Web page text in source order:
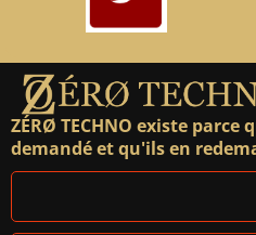
ZÉRØ TECHNO existe
demandé et qu'ils en